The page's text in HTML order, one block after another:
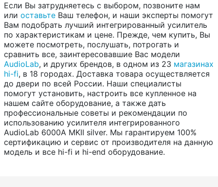
Если Вы затрудняетесь с выбором, позвоните нам
или оставьте Ваш телефон, и наши эксперты помогут
Вам подобрать лучший интегрированный усилитель
по характеристикам и цене. Прежде, чем купить, Вы
можете посмотреть, послушать, потрогать и
сравнить все, заинтересовавшие Вас модели
AudioLab, и других брендов, в одном из 23 магазинах
hi-fi, в 18 городах. Доставка товара осуществляется
до двери по всей России. Наши специалисты
помогут установить, настроить все купленное на
нашем сайте оборудование, а также дать
профессиональные советы и рекомендации по
использованию усилителя интегрированного
AudioLab 6000A MKII silver. Мы гарантируем 100%
сертификацию и сервис от производителя на данную
модель и все hi-fi и hi-end оборудование.